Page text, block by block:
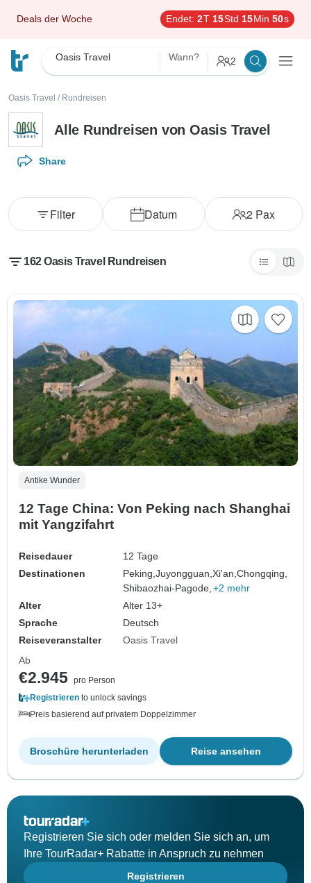
Deals der Woche Endet: 2T 15Std 15Min 48s
Oasis Travel Wann? 2
Oasis Travel / Rundreisen
Alle Rundreisen von Oasis Travel
Share
Datum 2 Pax
Filter
162 Oasis Travel Rundreisen
Antike Wunder
12 Tage China: Von Peking nach Shanghai
mit Yangzifahrt
Reisedauer
12 Tage
Destinationen
Peking,Juyongguan,Xi'an,Chongqing,
Shibaozhai-Pagode, +2 mehr
Alter
Alter 13+
Sprache
Deutsch
Reiseveranstalter
Oasis Travel
Ab
€2.945 pro Person
Registrieren to unlock savings
Preis basierend auf privatem Doppelzimmer
Reise ansehen
Broschüre herunterladen
Registrieren Sie sich oder melden Sie sich an, um
Ihre TourRadar+ Rabatte in Anspruch zu nehmen
Registrieren